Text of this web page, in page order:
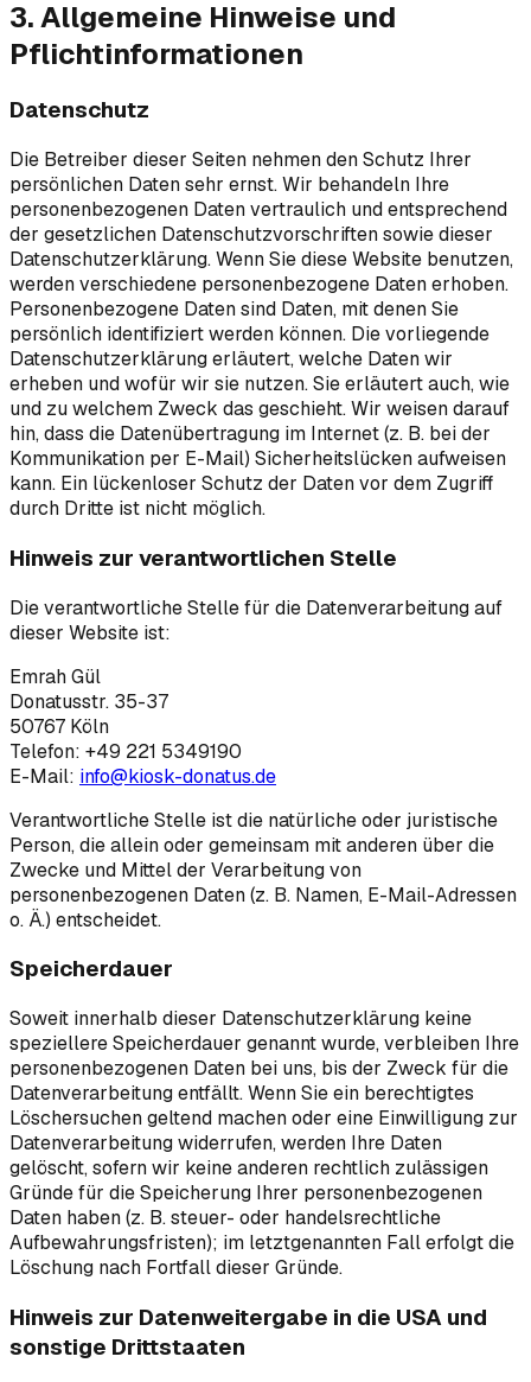
3. Allgemeine Hinweise und
Pflichtinformationen
Datenschutz
Die Betreiber dieser Seiten nehmen den Schutz Ihrer
persönlichen Daten sehr ernst. Wir behandeln Ihre
personenbezogenen Daten vertraulich und entsprechend
der gesetzlichen Datenschutzvorschriften sowie dieser
Datenschutzerklärung. Wenn Sie diese Website benutzen,
werden verschiedene personenbezogene Daten erhoben.
Personenbezogene Daten sind Daten, mit denen Sie
persönlich identifiziert werden können. Die vorliegende
Datenschutzerklärung erläutert, welche Daten wir
erheben und wofür wir sie nutzen. Sie erläutert auch, wie
und zu welchem Zweck das geschieht. Wir weisen darauf
hin, dass die Datenübertragung im Internet (z. B. bei der
Kommunikation per E-Mail) Sicherheitslücken aufweisen
kann. Ein lückenloser Schutz der Daten vor dem Zugriff
durch Dritte ist nicht möglich.
Hinweis zur verantwortlichen Stelle
Die verantwortliche Stelle für die Datenverarbeitung auf
dieser Website ist:
Emrah Gül
Donatusstr. 35-37
50767 Köln
Telefon: +49 221 5349190
E-Mail: info@kiosk-donatus.de
Verantwortliche Stelle ist die natürliche oder juristische
Person, die allein oder gemeinsam mit anderen über die
Zwecke und Mittel der Verarbeitung von
personenbezogenen Daten (z. B. Namen, E-Mail-Adressen
o. Ä.) entscheidet.
Speicherdauer
Soweit innerhalb dieser Datenschutzerklärung keine
speziellere Speicherdauer genannt wurde, verbleiben Ihre
personenbezogenen Daten bei uns, bis der Zweck für die
Datenverarbeitung entfällt. Wenn Sie ein berechtigtes
Löschersuchen geltend machen oder eine Einwilligung zur
Datenverarbeitung widerrufen, werden Ihre Daten
gelöscht, sofern wir keine anderen rechtlich zulässigen
Gründe für die Speicherung Ihrer personenbezogenen
Daten haben (z. B. steuer- oder handelsrechtliche
Aufbewahrungsfristen); im letztgenannten Fall erfolgt die
Löschung nach Fortfall dieser Gründe.
Hinweis zur Datenweitergabe in die USA und
sonstige Drittstaaten